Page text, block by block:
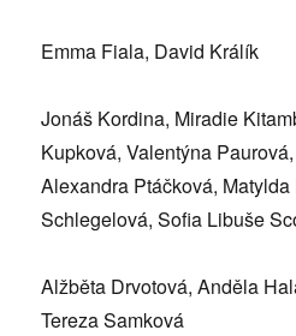
Emma Fiala, David Králík
Jonáš Kordina, Miradie
Kupková, Valentýna
Alexandra Ptáčková,
Schlegelová, Sofia Libuše
Alžběta Drvotová, Anděla
Tereza Samková